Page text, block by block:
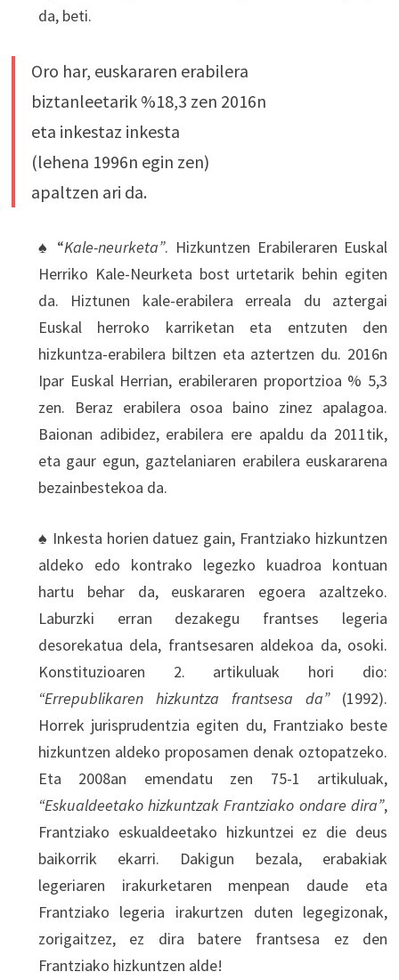
da, beti.
Oro har, euskararen erabilera
biztanleetarik %18,3 zen 2016n
eta inkestaz inkesta
(lehena 1996n egin zen)
apaltzen ari da.
♠ “Kale-neurketa”. Hizkuntzen Erabileraren Euskal
Herriko Kale-Neurketa bost urtetarik behin egiten
da. Hiztunen kale-erabilera erreala du aztergai
Euskal herroko karriketan eta entzuten den
hizkuntza-erabilera biltzen eta aztertzen du. 2016n
Ipar Euskal Herrian, erabileraren proportzioa % 5,3
zen. Beraz erabilera osoa baino zinez apalagoa.
Baionan adibidez, erabilera ere apaldu da 2011tik,
eta gaur egun, gaztelaniaren erabilera euskararena
bezainbestekoa da.
♠ Inkesta horien datuez gain, Frantziako hizkuntzen
aldeko edo kontrako legezko kuadroa kontuan
hartu behar da, euskararen egoera azaltzeko.
Laburzki erran dezakegu frantses legeria
desorekatua dela, frantsesaren aldekoa da, osoki.
Konstituzioaren 2. artikuluak hori dio:
“Errepublikaren hizkuntza frantsesa da”(1992).
Horrek jurisprudentzia egiten du, Frantziako beste
hizkuntzen aldeko proposamen denak oztopatzeko.
Eta 2008an emendatu zen 75-1 artikuluak,
“Eskualdeetako hizkuntzak Frantziako ondare dira”,
Frantziako eskualdeetako hizkuntzei ez die deus
baikorrik ekarri. Dakigun bezala, erabakiak
legeriaren irakurketaren menpean daude eta
Frantziako legeria irakurtzen duten legegizonak,
zorigaitzez, ez dira batere frantsesa ez den
Frantziako hizkuntzen alde!